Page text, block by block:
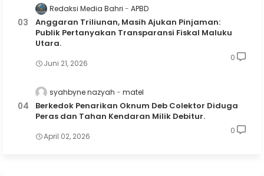
Redaksi Media Bahri APBD
Anggaran Triliunan, Masih Ajukan Pinjaman:
Publik Pertanyakan Transparansi Fiskal Maluku
Utara.
Juni 21, 2026
0
syahbyne nazyah matel
Berkedok Penarikan Oknum Deb Colektor Diduga
Peras dan Tahan Kendaran Milik Debitur.
April 02, 2026
0